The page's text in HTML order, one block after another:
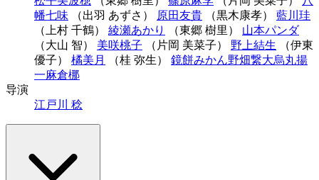
幡七味 （出羽 あずさ） 原田友貴 （黒木康孝） 藍川珪
（上村 千鶴） 綾瀬あかり （東郷 樹里） 山本パンダ
（大山 智） 美咲桃子 （片岡 美菜子） 野上結生 （伊東
優子） 橘美月 （桂 弥生） 鏡餅みかん野畑繋大烏丸揚
一麻倉梛
导演
江戸川 稔